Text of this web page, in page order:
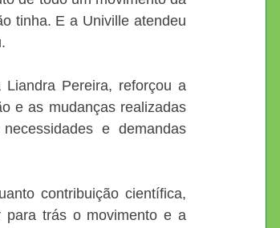
tinha. E a Univille atendeu
Pereira, reforçou a
e as mudanças realizadas
e demandas
contribuição científica,
para trás o movimento e a